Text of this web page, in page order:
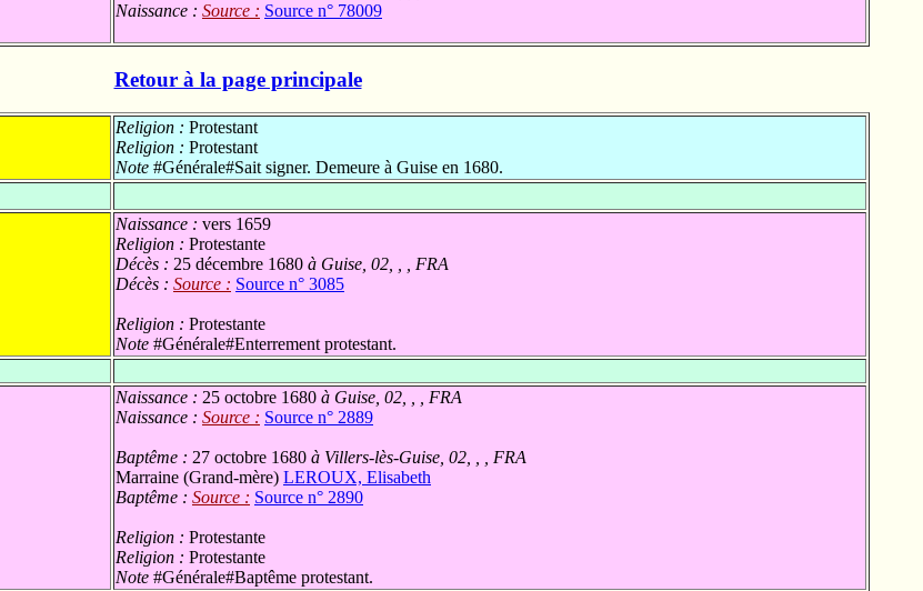
Naissance : Source : Source n° 78009
Retour à la page principale
Religion : Protestant
Religion : Protestant
Note #Générale#Sait signer. Demeure à Guise en 1680.
Naissance : vers 1659
Religion : Protestante
Décès : 25 décembre 1680 à Guise, 02, , , FRA
Décès : Source : Source n° 3085
Religion : Protestante
Note #Générale#Enterrement protestant.
Naissance : 25 octobre 1680 à Guise, 02, , , FRA
Naissance : Source : Source n° 2889
Baptême : 27 octobre 1680 à Villers-lès-Guise, 02, , , FRA
Marraine (Grand-mère) LEROUX, Elisabeth
Baptême : Source : Source n° 2890
Religion : Protestante
Religion : Protestante
Note #Générale#Baptême protestant.